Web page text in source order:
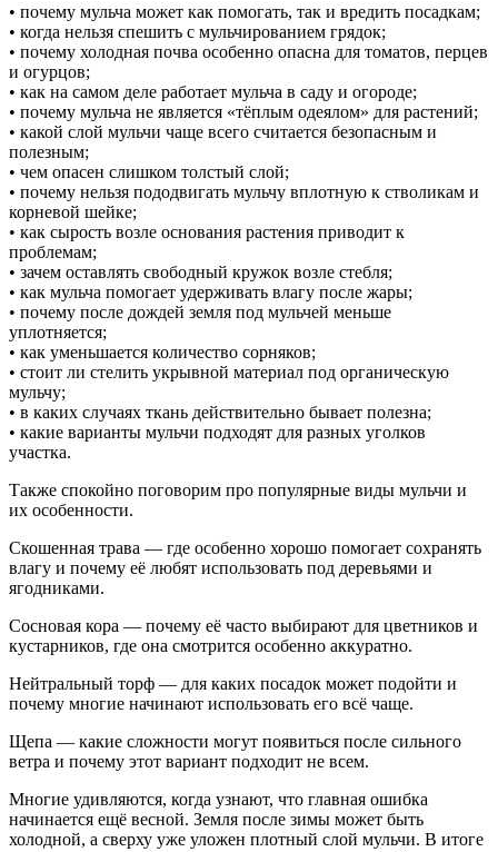
• почему мульча может как помогать, так и вредить посадкам;
• когда нельзя спешить с мульчированием грядок;
• почему холодная почва особенно опасна для томатов, перцев
и огурцов;
• как на самом деле работает мульча в саду и огороде;
• почему мульча не является «тёплым одеялом» для растений;
• какой слой мульчи чаще всего считается безопасным и
полезным;
• чем опасен слишком толстый слой;
• почему нельзя пододвигать мульчу вплотную к стволикам и
корневой шейке;
• как сырость возле основания растения приводит к
проблемам;
• зачем оставлять свободный кружок возле стебля;
• как мульча помогает удерживать влагу после жары;
• почему после дождей земля под мульчей меньше
уплотняется;
• как уменьшается количество сорняков;
• стоит ли стелить укрывной материал под органическую
мульчу;
• в каких случаях ткань действительно бывает полезна;
• какие варианты мульчи подходят для разных уголков
участка.
Также спокойно поговорим про популярные виды мульчи и
их особенности.
Скошенная трава — где особенно хорошо помогает сохранять
влагу и почему её любят использовать под деревьями и
ягодниками.
Сосновая кора — почему её часто выбирают для цветников и
кустарников, где она смотрится особенно аккуратно.
Нейтральный торф — для каких посадок может подойти и
почему многие начинают использовать его всё чаще.
Щепа — какие сложности могут появиться после сильного
ветра и почему этот вариант подходит не всем.
Многие удивляются, когда узнают, что главная ошибка
начинается ещё весной. Земля после зимы может быть
холодной, а сверху уже уложен плотный слой мульчи. В итоге